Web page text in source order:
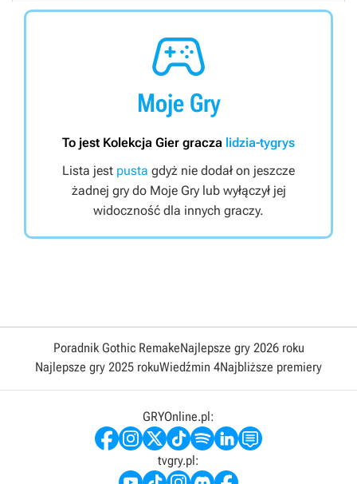

Moje Gry
To jest Kolekcja Gier gracza lidzia-tygrys
Lista jest pusta gdyż nie dodał on jeszcze
żadnej gry do Moje Gry lub wyłączył jej
widoczność dla innych graczy.
Poradnik Gothic RemakeNajlepsze gry 2026 roku
Najlepsze gry 2025 rokuWiedźmin 4Najbliższe premiery
GRYOnline.pl:
tvgry.pl: